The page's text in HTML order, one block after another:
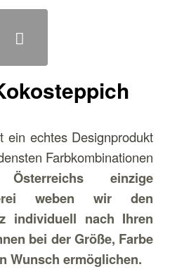
ein echtes Designprodukt
Farbkombinationen
einzige
weben wir den
individuell nach Ihren
bei der Größe, Farbe
Wunsch ermöglichen.